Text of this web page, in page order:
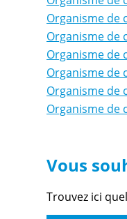
Organisme de
Organisme de
Organisme de
Organisme de
Organisme
Organisme de
Vous
Trouvez ici